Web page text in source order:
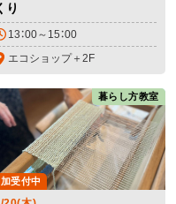
り
13：00～15：00
エコショップ＋2F
暮らし方教室
受付中